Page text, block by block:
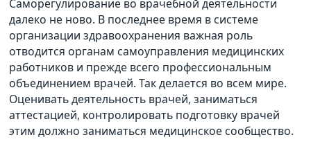
Саморегулирование во врачебной деятельности
далеко не ново. В последнее время в системе
организации здравоохранения важная роль
отводится органам самоуправления медицинских
работников и прежде всего профессиональным
объединением врачей. Так делается во всем мире.
Оценивать деятельность врачей, заниматься
аттестацией, контролировать подготовку врачей
этим должно заниматься медицинское сообщество.